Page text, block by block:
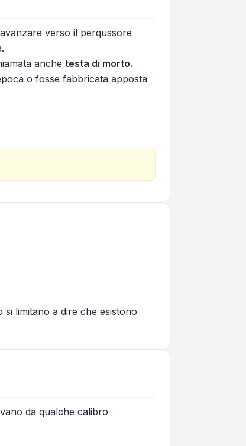
verso il perqussore
anche testa di morto.
o fosse fabbricata apposta
limitano a dire che esistono
da qualche calibro